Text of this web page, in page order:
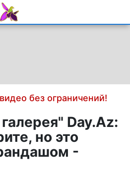
без ограничений!
Day.Az:
но это
-